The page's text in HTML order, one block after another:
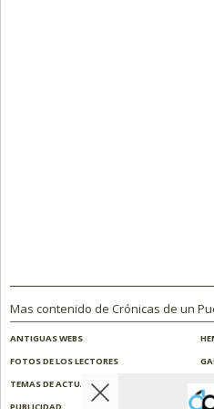
Mas contenido de Crónicas de un
ANTIGUAS WEBS
FOTOS DE LOS LECTORES
TEMAS DE ACTUALIDAD
PUBLICIDAD